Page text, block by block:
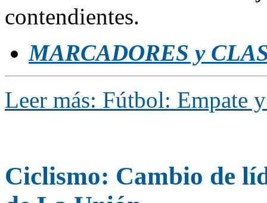
contendientes.
MARCADORES y
Leer más: Fútbol: Empate
Ciclismo: Cambio de